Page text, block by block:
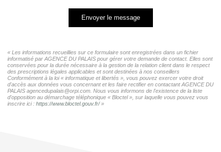
Envoyer le message
« Les informations recueillies sur ce formulaire sont enregistrées dans un fichier
informatisé par AGENCE DU PALAIS pour gérer votre demande de contact. Elles sont
conservées pour la durée nécessaire à la gestion de la relation client dans le respect
des prescriptions légales applicables et sont destinées à nos conseillers
Conformément à la loi « informatique et libertés », vous pouvez exercer votre droit
d'accès aux données vous concernant et les faire rectifier en contactant AGENCE DU
PALAIS agencedupalais@orpi.com. Nous vous informons de l'existence de la liste
d'opposition au démarchage téléphonique « Bloctel », sur laquelle vous pouvez vous
inscrire ici : https://www.bloctel.gouv.fr/»